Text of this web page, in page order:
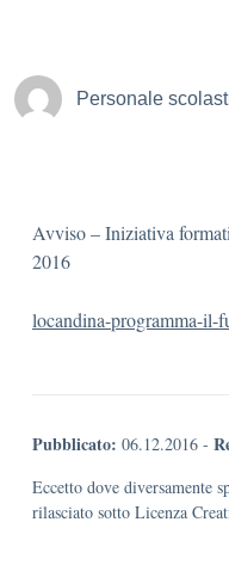
Personale
Avviso – Iniziativa
2016
locandina-programma-il-
Pubblicato: 06.12.2016 -
Eccetto dove diversamente
rilasciato sotto Licenza